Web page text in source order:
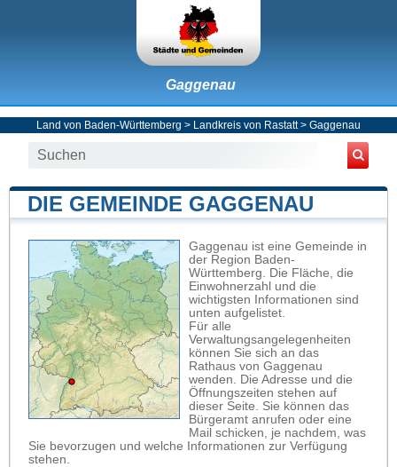
Gaggenau
Land von Baden-Württemberg > Landkreis von Rastatt> Gaggenau
DIE GEMEINDE GAGGENAU
Gaggenau ist eine Gemeinde in
der Region Baden-
Württemberg. Die Fläche, die
Einwohnerzahl und die
wichtigsten Informationen sind
unten aufgelistet.
Für alle
Verwaltungsangelegenheiten
können Sie sich an das
Rathaus von Gaggenau
wenden. Die Adresse und die
Öffnungszeiten stehen auf
dieser Seite. Sie können das
Bürgeramt anrufen oder eine
Mail schicken, je nachdem, was
Sie bevorzugen und welche Informationen zur Verfügung
stehen.